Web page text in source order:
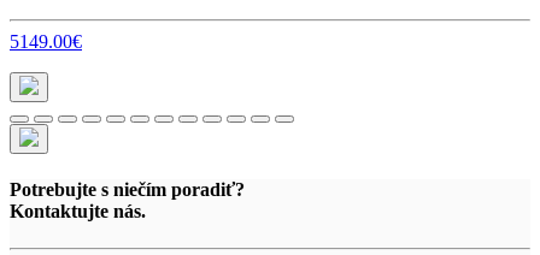
5149.00€
Potrebujte s niečím poradiť?
Kontaktujte nás.